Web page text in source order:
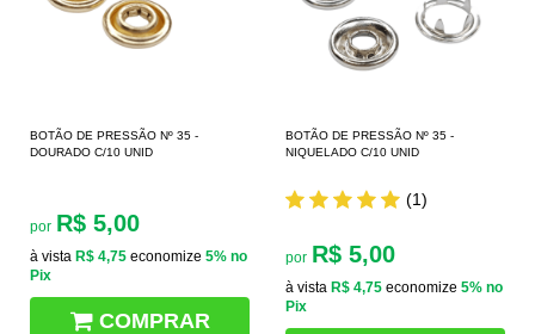
BOTÃO DE PRESSÃO Nº 35 -
DOURADO C/10 UNID
por R$ 5,00
à vista R$ 4,75 economize 5% no
Pix
COMPRAR
BOTÃO DE PRESSÃO Nº 35 -
NIQUELADO C/10 UNID
(1)
por R$ 5,00
à vista R$ 4,75 economize 5% no
Pix